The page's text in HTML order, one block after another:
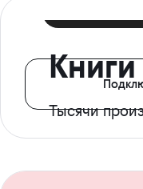
Книги
Тысячи
с доступом